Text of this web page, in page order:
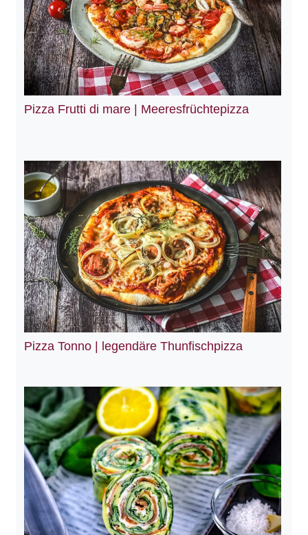
Pizza Frutti di mare | Meeresfrüchtepizza
Pizza Tonno | legendäre Thunfischpizza